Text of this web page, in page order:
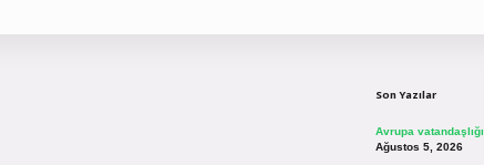
Son Yazılar
Avrupa
Ağustos 5, 2026